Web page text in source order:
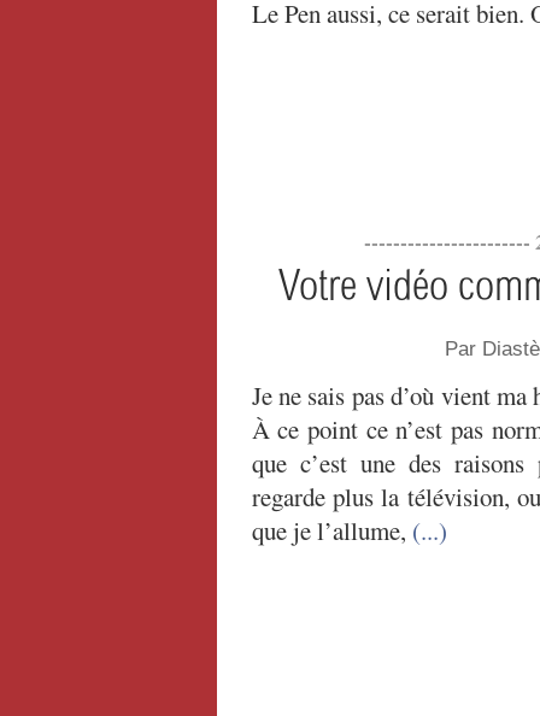
Le Pen aussi, ce serait bien.
-----------------------
Votre vidéo
Par
Je ne sais pas d’où vient
À ce point ce n’est pas
que c’est une des
regarde plus la télévision,
que je l’allume, (...)